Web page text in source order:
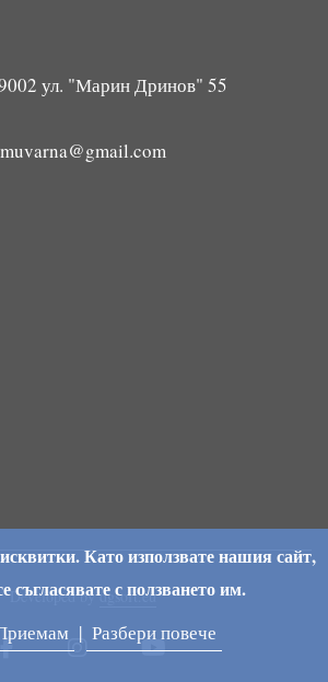
Като използвате нашия сайт,
съгласявате с ползването им.
| Разбери повече
ул. "Марин Дринов" 55
Developed bydgsoft.eu